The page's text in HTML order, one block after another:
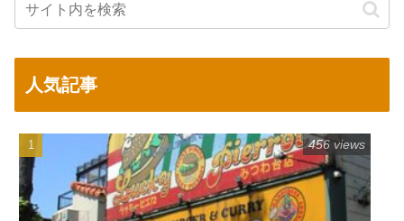
人気記事
456 views